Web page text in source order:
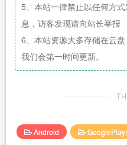
5、本站一律禁止以任何方
息，访客发现请向站长举报
6、本站资源大多存储在云
我们会第一时间更新。
Android GooglePlay